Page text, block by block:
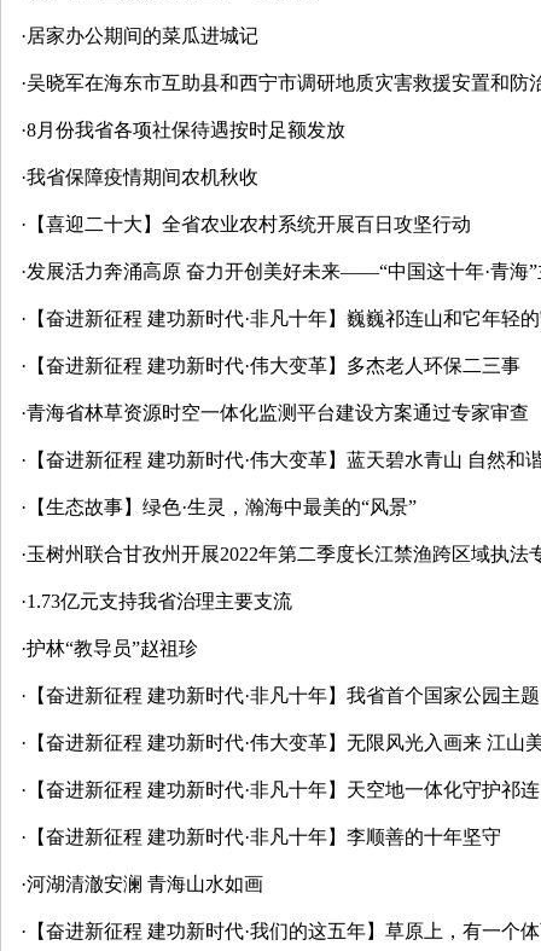
·居家办公期间的菜瓜进城记
·吴晓军在海东市互助县和西宁市调研地质灾害救援安置和
·8月份我省各项社保待遇按时足额发放
·我省保障疫情期间农机秋收
· 【喜迎二十大】全省农业农村系统开展百日攻坚行动
·发展活力奔涌高原 奋力开创美好未来——“中国这十年·青海
· 【奋进新征程 建功新时代·非凡十年】巍巍祁连山和它年轻
· 【奋进新征程 建功新时代·伟大变革】多杰老人环保二三事
·青海省林草资源时空一体化监测平台建设方案通过专家审查
· 【奋进新征程 建功新时代·伟大变革】蓝天碧水青山 自然和
· 【生态故事】绿色·生灵，瀚海中最美的“风景”
·玉树州联合甘孜州开展2022年第二季度长江禁渔跨区域执法
·1.73亿元支持我省治理主要支流
·护林“教导员”赵祖珍
· 【奋进新征程 建功新时代·非凡十年】我省首个国家公园主
· 【奋进新征程 建功新时代·伟大变革】无限风光入画来 江山
· 【奋进新征程 建功新时代·非凡十年】天空地一体化守护祁
· 【奋进新征程 建功新时代·非凡十年】李顺善的十年坚守
·河湖清澈安澜 青海山水如画
· 【奋进新征程 建功新时代·我们的这五年】草原上，有一个